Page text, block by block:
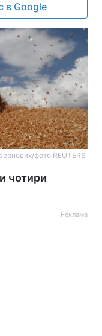
в Google
фото REUTERS
чотири
Реклама